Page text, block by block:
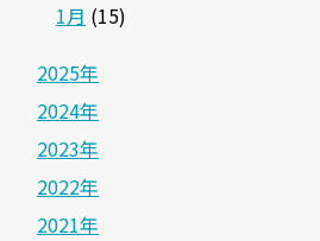
1月 (15)
2025年
2024年
2023年
2022年
2021年